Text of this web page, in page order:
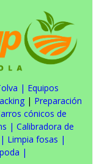
| Equipos
| Preparación
cónicos de
| Calibradora de
| Limpia fosas |
|